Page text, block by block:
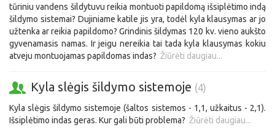
tūriniu vandens šildytuvu reikia montuoti papildomą išsiplėtimo indą
šildymo sistemai? Dujiniame katile jis yra, todėl kyla klausymas ar jo
užtenka ar reikia papildomo? Grindinis šildymas 120 kv. vieno aukšto
gyvenamasis namas. Ir jeigu nereikia tai tada kyla klausymas kokiu
atveju montuojamas papildomas indas? Žiūrėti daugiau...
Kyla slėgis šildymo sistemoje (4)
Kyla slėgis šildymo sistemoje (šaltos sistemos - 1,1, užkaitus - 2,1).
Išsiplėtimo indas geras. Kur gali būti problema? Žiūrėti daugiau...